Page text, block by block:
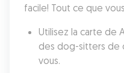
facile! Tout ce que
Utilisez la carte de
des dog-sitters de
vous.